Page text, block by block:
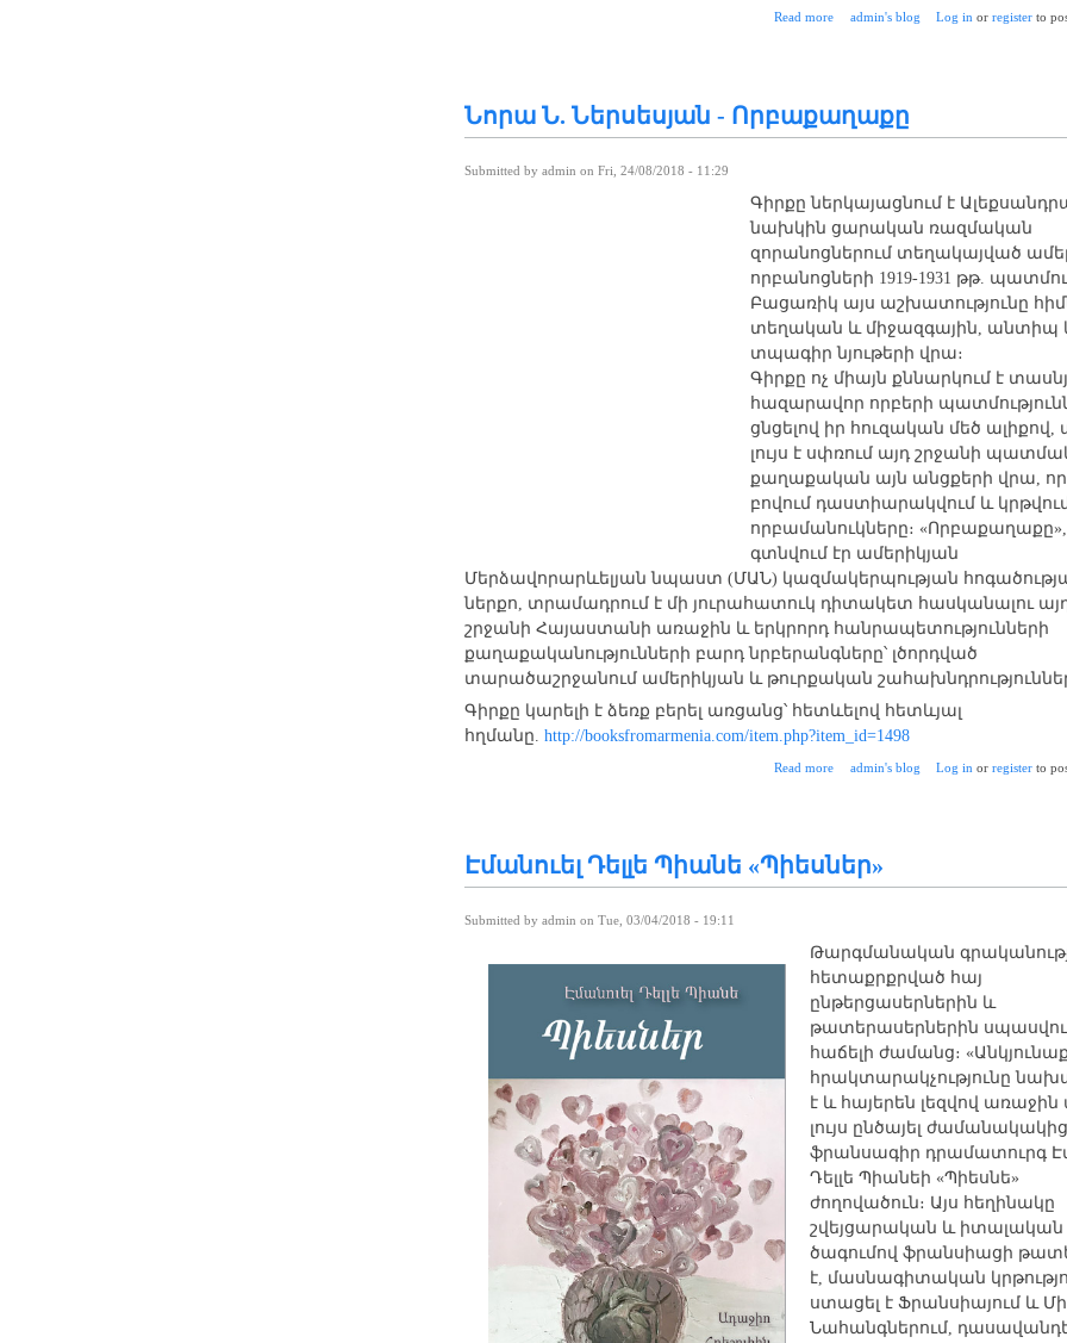
Read more about Աշոտ Հովհաննիսյան -
admin's blog Log in orregister to
Նորա Ն. Ներսեսյան - Որբաքաղաքը
Submitted by admin on Fri, 24/08/2018 - 11:29
Գիրքը ներկայացնում է
նախկին ցարական ռազմական
զորանոցներում տեղակայված
որբանոցների 1919-1931 թթ.
Բացառիկ այս աշխատությունը
տեղական և միջազգային, անտիպ
տպագիր նյութերի վրա։
Գիրքը ոչ միայն քննարկում է
հազարավոր որբերի
ցնցելով իր հուզական մեծ ալիքով,
լույս է սփռում այդ շրջանի
քաղաքական այն անցքերի վրա,
բովում դաստիարակվում և
որբամանուկները։
գտնվում էր ամերիկյան
Մերձավորարևելյան նպաստ (ՄԱՆ) կազմակերպության
ներքո, տրամադրում է մի յուրահատուկ դիտակետ հասկանալու
շրջանի Հայաստանի առաջին և երկրորդ հանրապետությունների
քաղաքականությունների բարդ նրբերանգները՝ լծորդված
տարածաշրջանում ամերիկյան և թուրքական
Գիրքը կարելի է ձեռք բերել առցանց՝ հետևելով հետևյալ
հղմանը. http://booksfromarmenia.com/item.php?item_id=1498
Read more about Նորա Ն. Ներսեսյան -
admin's blog Log in orregister to
Էմանուել Դելլե Պիանե «Պիեսներ»
Submitted by admin on Tue, 03/04/2018 - 19:11
Թարգմանական
հետաքրքրված հայ
ընթերցասերներին և
թատերասերներին
հաճելի ժամանց։
հրակտարակչությունը
է և հայերեն լեզվով
լույս ընծայել ժամանակակից
ֆրանսագիր դրամատուրգ
Դելլե Պիանեի «Պիեսնե»
ժողովածուն։ Այս հեղինակը
շվեյցարական և իտալական
ծագումով ֆրանսիացի
է, մասնագիտական
ստացել է Ֆրանսիայում և
Նահանգներում,